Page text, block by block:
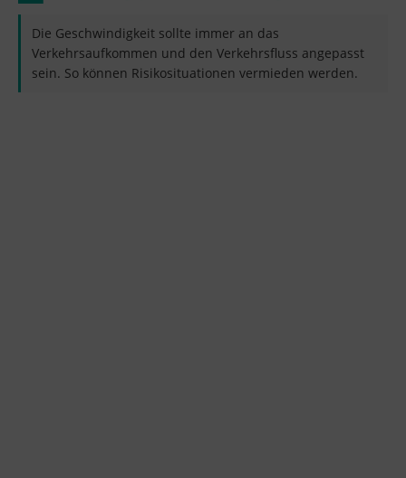
Die Geschwindigkeit sollte immer an das
Verkehrsaufkommen und den Verkehrsfluss angepasst
sein. So können Risikosituationen vermieden werden.